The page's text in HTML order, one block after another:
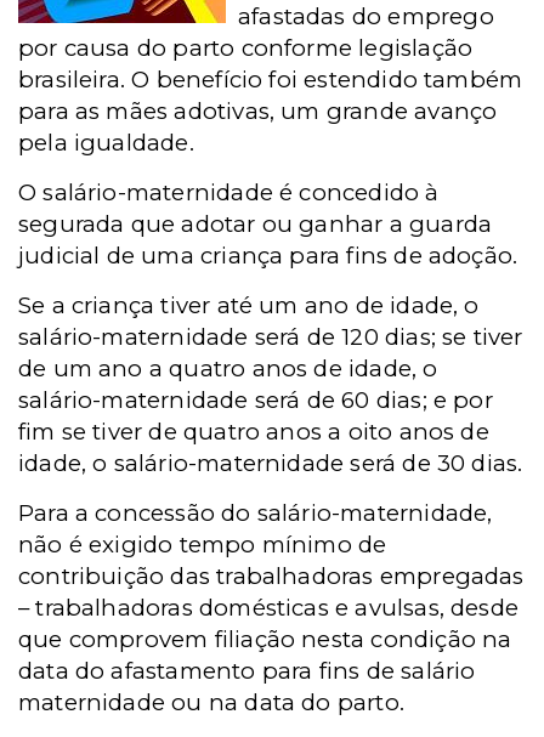
afastadas do emprego
por causa do parto conforme legislação
brasileira. O benefício foi estendido também
para as mães adotivas, um grande avanço
pela igualdade.
O salário-maternidade é concedido à
segurada que adotar ou ganhar a guarda
judicial de uma criança para fins de adoção.
Se a criança tiver até um ano de idade, o
salário-maternidade será de 120 dias; se tiver
de um ano a quatro anos de idade, o
salário-maternidade será de 60 dias; e por
fim se tiver de quatro anos a oito anos de
idade, o salário-maternidade será de 30 dias.
Para a concessão do salário-maternidade,
não é exigido tempo mínimo de
contribuição das trabalhadoras empregadas
– trabalhadoras domésticas e avulsas, desde
que comprovem filiação nesta condição na
data do afastamento para fins de salário
maternidade ou na data do parto.